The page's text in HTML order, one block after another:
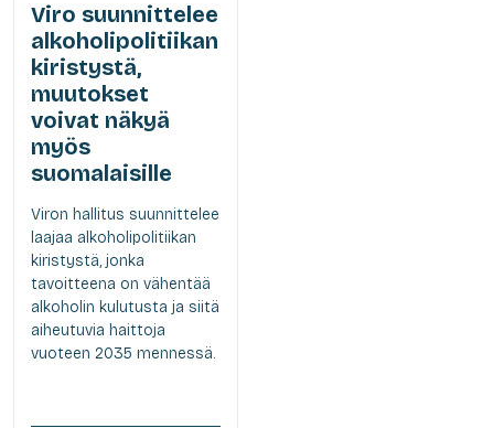
Viro suunnittelee
alkoholipolitiikan
kiristystä,
muutokset
voivat näkyä
myös
suomalaisille
Viron hallitus suunnittelee
laajaa alkoholipolitiikan
kiristystä, jonka
tavoitteena on vähentää
alkoholin kulutusta ja siitä
aiheutuvia haittoja
vuoteen 2035 mennessä.